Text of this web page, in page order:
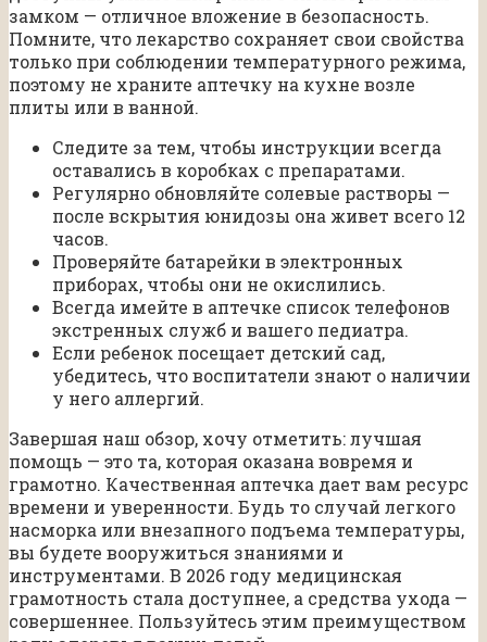
замком — отличное вложение в безопасность.
Помните, что лекарство сохраняет свои свойства
только при соблюдении температурного режима,
поэтому не храните аптечку на кухне возле
плиты или в ванной.
Следите за тем, чтобы инструкции всегда
оставались в коробках с препаратами.
Регулярно обновляйте солевые растворы —
после вскрытия юнидозы она живет всего 12
часов.
Проверяйте батарейки в электронных
приборах, чтобы они не окислились.
Всегда имейте в аптечке список телефонов
экстренных служб и вашего педиатра.
Если ребенок посещает детский сад,
убедитесь, что воспитатели знают о наличии
у него аллергий.
Завершая наш обзор, хочу отметить: лучшая
помощь — это та, которая оказана вовремя и
грамотно. Качественная аптечка дает вам ресурс
времени и уверенности. Будь то случай легкого
насморка или внезапного подъема температуры,
вы будете вооружиться знаниями и
инструментами. В 2026 году медицинская
грамотность стала доступнее, а средства ухода —
совершеннее. Пользуйтесь этим преимуществом